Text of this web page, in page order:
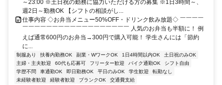
～23:00 ※土日祝の勤務に協力いただける方の募集 ※1日3時間～、
週2日～勤務OK 【シフトの相談がし...
仕事内容 ◇お弁当メニュー50%OFF・ドリンク飲み放題◇ ￣￣￣￣
￣￣￣￣￣￣￣￣￣￣￣￣￣￣￣￣￣￣ 人気のお弁当も半額に！ 例
えば通常600円のお弁当→300円で購入可能！ 学生さんには「節約
に...
制服あり 扶養内勤務OK 副業・WワークOK 1日4時間以内OK
土日祝のみOK
主婦・主夫歓迎
60代も応募可 フリーター歓迎 バイク通勤OK
シフト自由
学歴不問
車通勤OK 即日勤務OK 平日のみOK 学生歓迎
転勤なし
未経験者歓迎
経験者歓迎 ブランクOK 交通費支給